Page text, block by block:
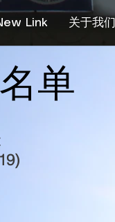
Link 关于我们
单